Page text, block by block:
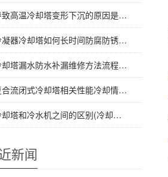
高温冷却塔变形下沉的原因是…
凝器冷却塔如何长时间防腐防锈…
却塔漏水防水补漏维修方法流程…
流闭式冷却塔相关性能冷却情…
却塔和冷水机之间的区别(冷却…
新闻